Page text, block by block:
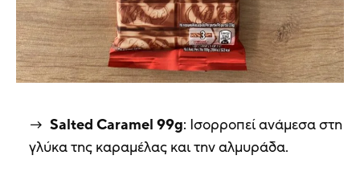
Salted Caramel 99g: Ισορροπεί ανάμεσα στη
γλύκα της καραμέλας και την αλμυράδα.